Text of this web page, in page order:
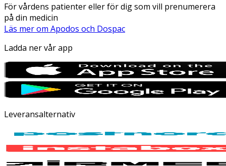
För vårdens patienter eller för dig som vill prenumerera
på din medicin
Läs mer om Apodos och Dospac
Ladda ner vår app
Leveransalternativ